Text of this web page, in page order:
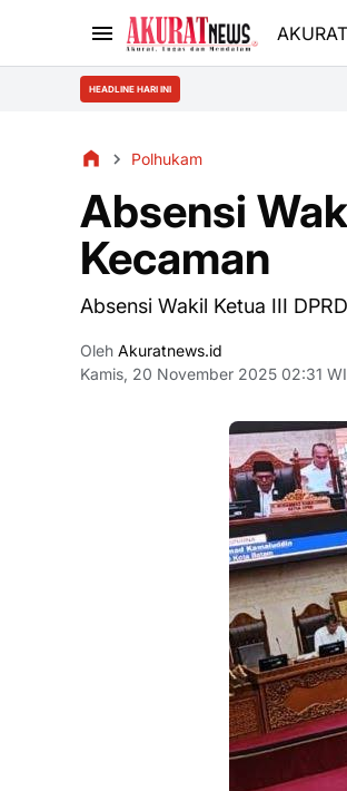
HEADLINE HARI INI
Polhukam
Absensi
Kecaman
Absensi Wakil Ketua III
Oleh Akuratnews.id
Kamis, 20 November 2025 02:31